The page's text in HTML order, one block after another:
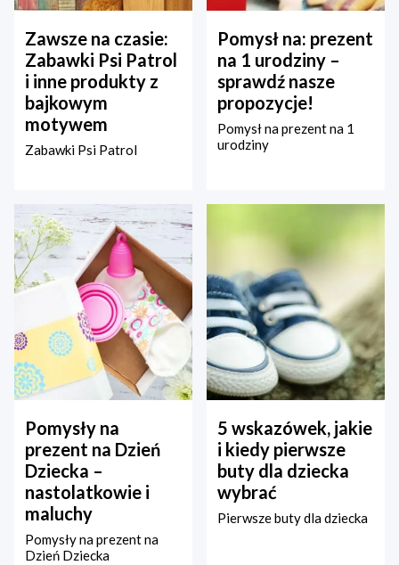
Zawsze na czasie:
Zabawki Psi Patrol
i inne produkty z
bajkowym
motywem
Zabawki Psi Patrol
Pomysł na: prezent
na 1 urodziny –
sprawdź nasze
propozycje!
Pomysł na prezent na 1
urodziny
Pomysły na
prezent na Dzień
Dziecka –
nastolatkowie i
maluchy
Pomysły na prezent na
Dzień Dziecka
5 wskazówek, jakie
i kiedy pierwsze
buty dla dziecka
wybrać
Pierwsze buty dla dziecka